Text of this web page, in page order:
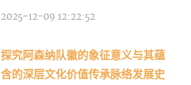
2025-12-09 12:22:52
探究阿森纳队徽的象征意义与其蕴
含的深层文化价值传承脉络发展史